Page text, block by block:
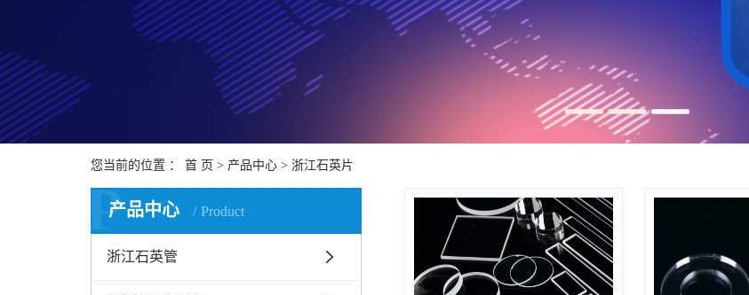
您当前的位置 ： 首 页 > 产品中心 > 浙江石英片
产品中心 Product
P
浙江石英管